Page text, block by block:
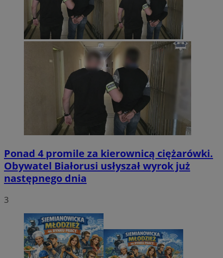
Ponad 4 promile za kierownicą ciężarówki.
Obywatel Białorusi usłyszał wyrok już
następnego dnia
3